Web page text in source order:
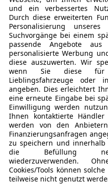
und ein verbessertes
Durch diese erweiterten
Personalisierung
Suchvorgänge bei einem
passende Angebote
personalisierte Werbung
diese auszuwerten. Wir
wenn Sie diese für
Lieblingsfahrzeuge oder
angeben. Dies erleichtert
eine erneute Eingabe bei
Einwilligung werden
Ihnen kontaktierte Händler
werden von den
Finanzierungsanfragen
zu speichern und
die Befüllung
wiederzuverwenden.
Cookies/Tools können
teilweise nicht genutzt